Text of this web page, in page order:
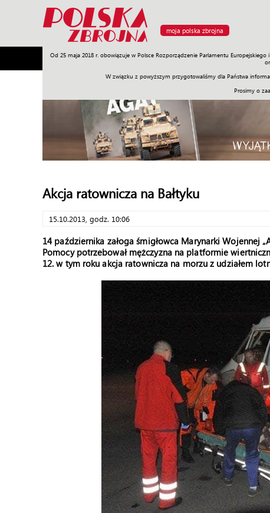
moja polska zbrojna
Od 25 maja 2018 r. obowiązuje w Polsce Rozporządzenie Parlamentu
W związku z powyższym przygotowaliśmy dla Państwa
Prosimy o
Armia Poligon Sprzęt Misje Polityka Prawo
Akcja ratownicza na Bałtyku
15.10.2013, godz. 10:06
14 października załoga śmigłowca Marynarki Wojennej
Pomocy potrzebował mężczyzna na platformie
12. w tym roku akcja ratownicza na morzu z udziałem